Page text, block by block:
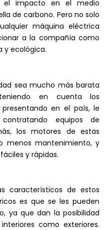
el impacto en el medio
de carbono. Pero no solo
máquina eléctrica
a la compañía como
y ecológica.
sea mucho más barata
en cuenta los
en el país, le
equipos de
los motores de estas
menos mantenimiento, y
y rápidas.
característicos de estos
es que se les pueden
ya que dan la posibilidad
como exteriores.